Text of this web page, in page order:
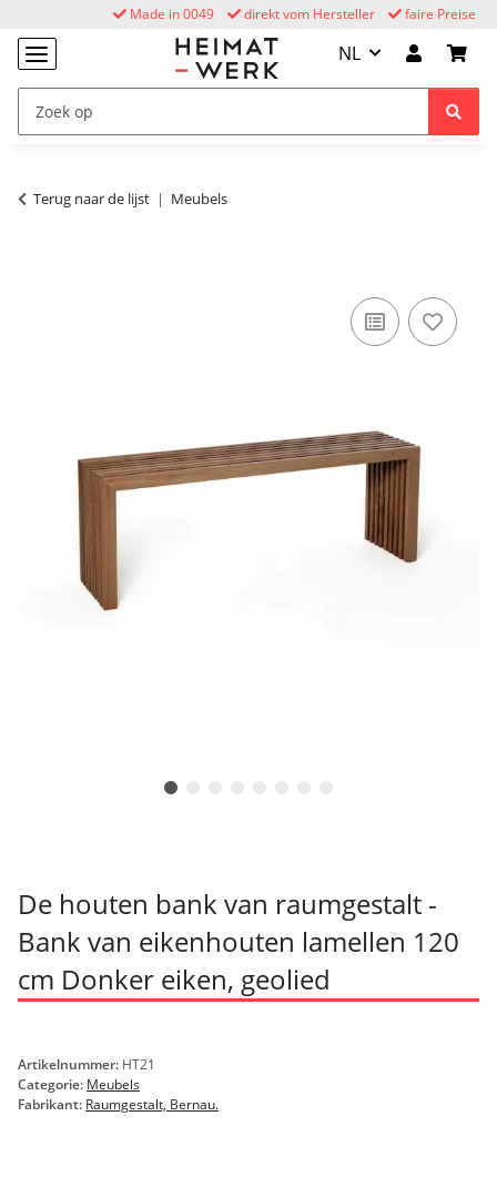
faire Preise
direkt vom Hersteller
Made in 0049
NL
Terug naar de lijst Meubels
De houten bank van raumgestalt -
Bank van eikenhouten lamellen 120
cm Donker eiken, geolied
Artikelnummer: HT21
Categorie: Meubels
Fabrikant: Raumgestalt, Bernau.